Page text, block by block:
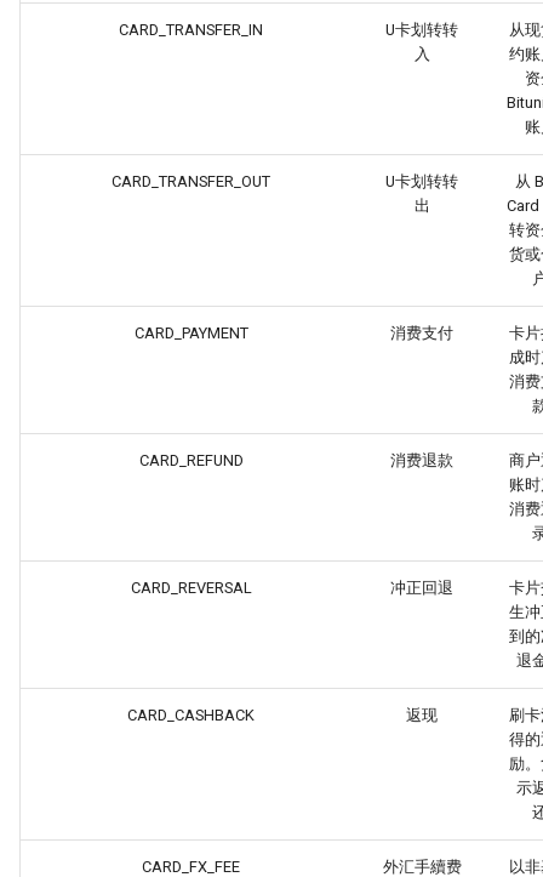
CARD_TRANSFER_IN
U卡划转转
入
从
约
CARD_TRANSFER_OUT
U卡划转转
出
从
Card
转
货
CARD_PAYMENT 消费支付
卡
成
消
CARD_REFUND 消费退款
商
账
消
CARD_REVERSAL 冲正回退
卡
生
到
退
CARD_CASHBACK 返现
刷
得
励
示
CARD_FX_FEE 外汇手續费
以